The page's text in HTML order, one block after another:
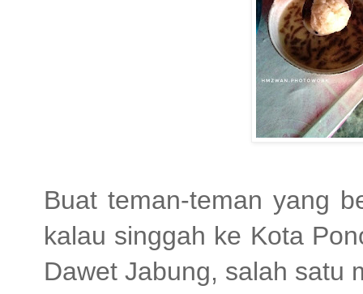
Buat teman-teman yang
kalau singgah ke Kota
Dawet Jabung, salah satu